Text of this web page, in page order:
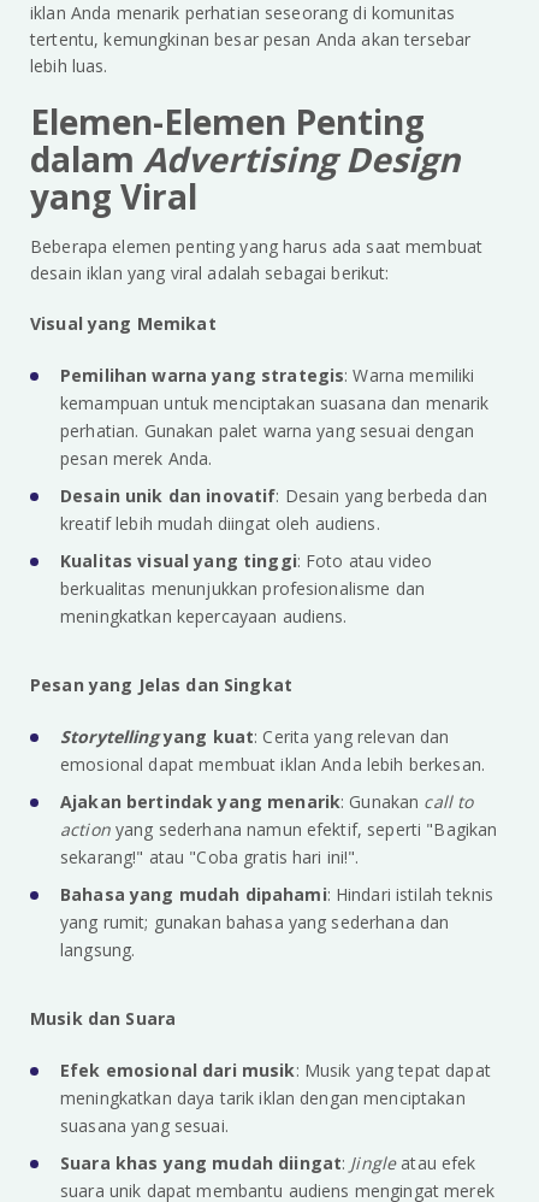
iklan Anda menarik perhatian seseorang di komunitas
tertentu, kemungkinan besar pesan Anda akan tersebar
lebih luas.
Elemen-Elemen Penting
dalam Advertising Design
yang Viral
Beberapa elemen penting yang harus ada saat membuat
desain iklan yang viral adalah sebagai berikut:
Visual yang Memikat
Pemilihan warna yang strategis: Warna memiliki
kemampuan untuk menciptakan suasana dan menarik
perhatian. Gunakan palet warna yang sesuai dengan
pesan merek Anda.
Desain unik dan inovatif: Desain yang berbeda dan
kreatif lebih mudah diingat oleh audiens.
Kualitas visual yang tinggi: Foto atau video
berkualitas menunjukkan profesionalisme dan
meningkatkan kepercayaan audiens.
Pesan yang Jelas dan Singkat
Storytellingyang kuat: Cerita yang relevan dan
emosional dapat membuat iklan Anda lebih berkesan.
Ajakan bertindak yang menarik: Gunakan call to
actionyang sederhana namun efektif, seperti "Bagikan
sekarang!" atau "Coba gratis hari ini!".
Bahasa yang mudah dipahami: Hindari istilah teknis
yang rumit; gunakan bahasa yang sederhana dan
langsung.
Musik dan Suara
Efek emosional dari musik: Musik yang tepat dapat
meningkatkan daya tarik iklan dengan menciptakan
suasana yang sesuai.
Suara khas yang mudah diingat: Jingle atau efek
suara unik dapat membantu audiens mengingat merek